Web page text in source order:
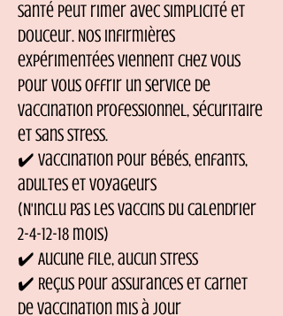
santé peut rimer avec simplicité et
douceur. Nos infirmières
expérimentées viennent chez vous
pour vous offrir un service de
vaccination professionnel, sécuritaire
et sans stress.
✔️ Vaccination pour bébés, enfants,
adultes et voyageurs
(N'inclu pas les vaccins du calendrier
2-4-12-18 mois)
✔️ Aucune file, aucun stress
✔️ Reçus pour assurances et carnet
de vaccination mis à jour